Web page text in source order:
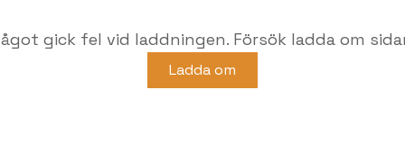
gick fel vid laddningen. Försök ladda om
Ladda om